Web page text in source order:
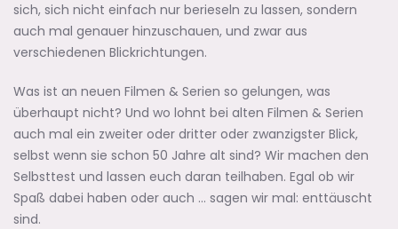
sich, sich nicht einfach nur berieseln zu lassen, sondern
auch mal genauer hinzuschauen, und zwar aus
verschiedenen Blickrichtungen.
Was ist an neuen Filmen & Serien so gelungen, was
überhaupt nicht? Und wo lohnt bei alten Filmen & Serien
auch mal ein zweiter oder dritter oder zwanzigster Blick,
selbst wenn sie schon 50 Jahre alt sind? Wir machen den
Selbsttest und lassen euch daran teilhaben. Egal ob wir
Spaß dabei haben oder auch … sagen wir mal: enttäuscht
sind.